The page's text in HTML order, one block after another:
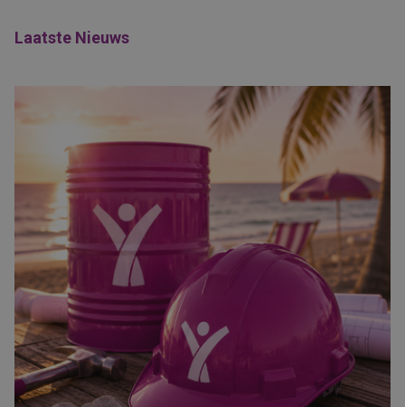
Laatste Nieuws